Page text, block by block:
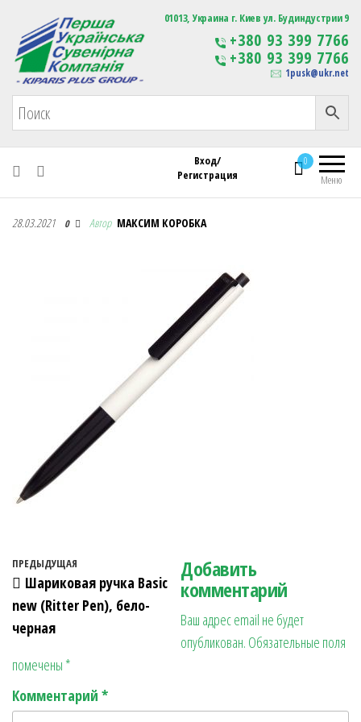
Первая Украинская Сувенирная Компания Изготовление
сувенирной продукции
с логотипом
01013, Украина г. Киев ул. Будиндустрии 9
+380 93 399 7766
+380 93 399 7766
1pusk@ukr.net
Меню
0
Вход/
Регистрация
Первая Украинская Сувенирная Компания
28.03.2021 0 Автор МАКСИМ КОРОБКА
Навигация по записям
Предыдущая запись
ПРЕДЫДУЩАЯ
Шариковая ручка Basic
new (Ritter Pen), бело-
черная
Добавить
комментарий
Ваш адрес email не будет
опубликован. Обязательные поля
помечены *
Комментарий *